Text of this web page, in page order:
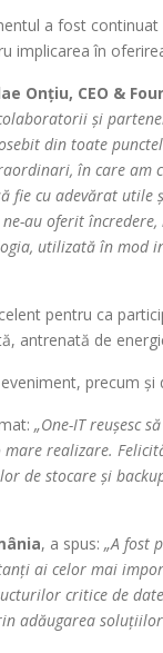
a fost
implicarea în
Onțiu, CEO &
și
din toate
în care
fie cu adevărat
au oferit
utilizată în mod
pentru ca
antrenată de
precum
„One-IT reușesc
realizare.
de stocare și
, a spus: „A fost
ai celor mai
critice de
adăugarea